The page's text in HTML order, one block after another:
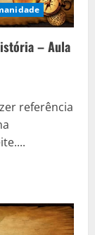
– Aula
referência